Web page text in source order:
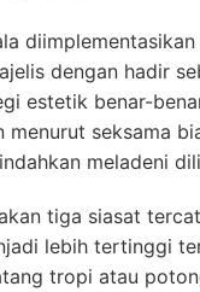
dengan hadir
estetik benar-
menurut seksama
meladeni
tiga siasat
lebih tertinggi
tropi atau